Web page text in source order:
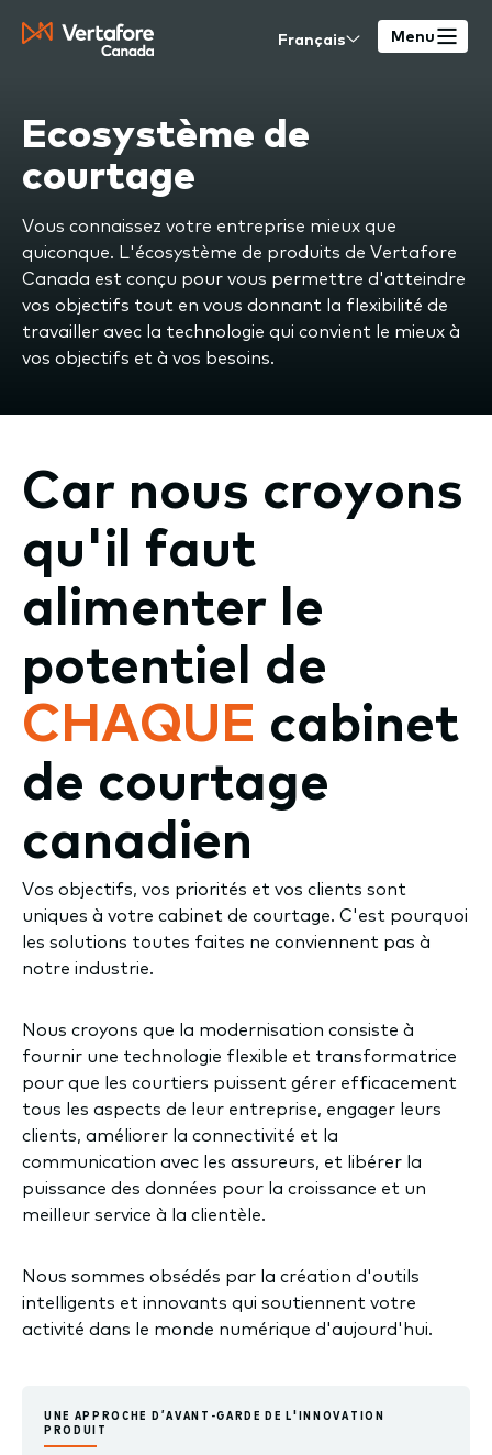
Select
Menu
Ecosystème de
courtage
Vous connaissez votre entreprise mieux que
quiconque. L'écosystème de produits de Vertafore
Canada est conçu pour vous permettre d'atteindre
vos objectifs tout en vous donnant la flexibilité de
travailler avec la technologie qui convient le mieux à
vos objectifs et à vos besoins.
Car nous croyons
qu'il faut
alimenter le
potentiel de
CHAQUE cabinet
de courtage
canadien
Vos objectifs, vos priorités et vos clients sont
uniques à votre cabinet de courtage. C'est pourquoi
les solutions toutes faites ne conviennent pas à
notre industrie.
Nous croyons que la modernisation consiste à
fournir une technologie flexible et transformatrice
pour que les courtiers puissent gérer efficacement
tous les aspects de leur entreprise, engager leurs
clients, améliorer la connectivité et la
communication avec les assureurs, et libérer la
puissance des données pour la croissance et un
meilleur service à la clientèle.
Nous sommes obsédés par la création d'outils
intelligents et innovants qui soutiennent votre
activité dans le monde numérique d'aujourd'hui.
UNE APPROCHE D’AVANT-GARDE DE L'INNOVATION
PRODUIT